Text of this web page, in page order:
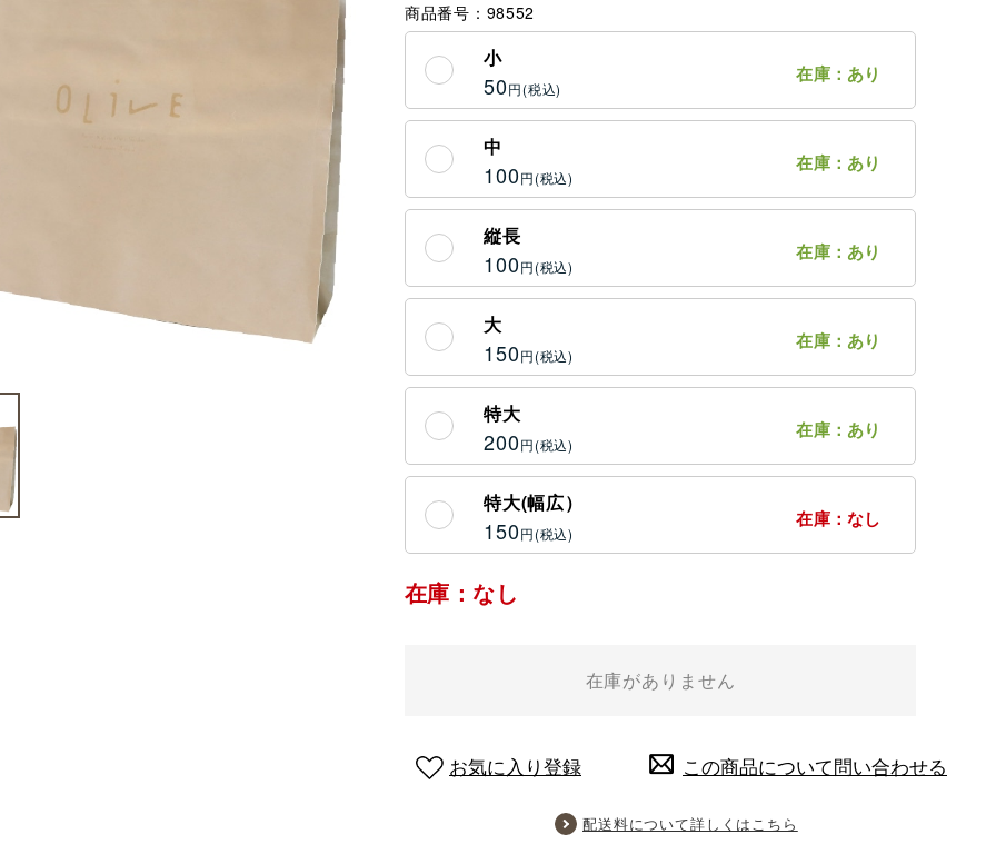
商品番号 98552
在庫：なし
小
50円
在庫：あり
中
100円
在庫：あり
縦長
100円
在庫：あり
大
150円
在庫：あり
特大
200円
在庫：あり
特大(幅広）
150円
在庫：なし
在庫がありません
この商品について問い合わせる
お気に入り登録
配送料について詳しくはこちら